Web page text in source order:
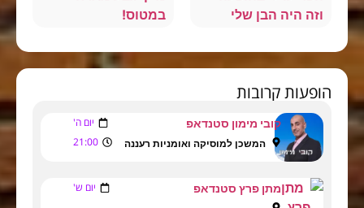
וזה היה הבן שלי
במטוס!
הופעות קרובות
קובי מימון סטנדאפ יום ה'
המשכן למוסיקה ואומניות רעננה 21:00
מתן פרץ סטנדאפ
יום ש'